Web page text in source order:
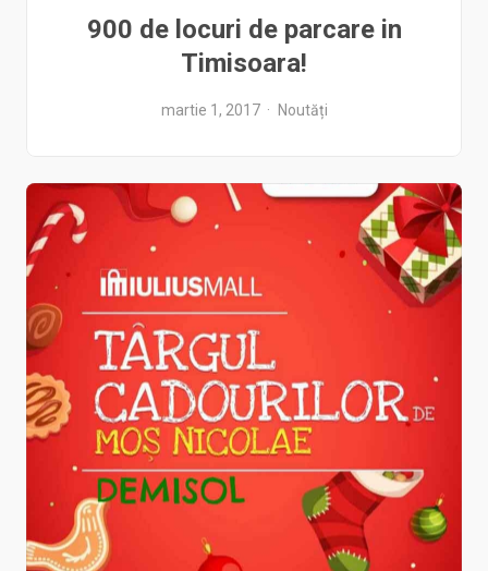
900 de locuri de parcare in
Timisoara!
martie 1, 2017 Noutăți